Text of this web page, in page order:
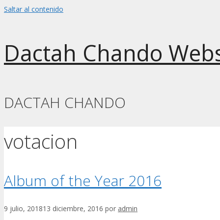
Saltar al contenido
Dactah Chando
DACTAH CHANDO
votacion
Album of the Year 2016
9 julio, 201813 diciembre, 2016 por admin